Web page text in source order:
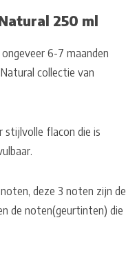
250 ml
6-7 maanden
collectie van
stijlvolle flacon die is
deze 3 noten zijn de
de noten(geurtinten) die